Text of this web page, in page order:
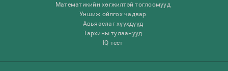
Математикийн хөгжилтэй тоглоомууд
Уншиж ойлгох чадвар
Авьяаслаг хүүхдүүд
Тархины тулаанууд
IQ тест